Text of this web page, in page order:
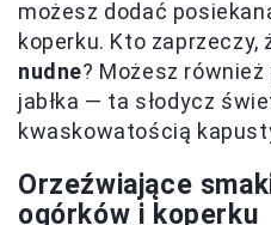
możesz dodać
koperku. Kto zaprzeczy,
nudne? Możesz
jabłka — ta słodycz
kwaskowatością
Orzeźwiające
ogórków i koperku